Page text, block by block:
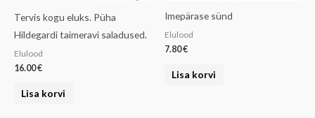
Tervis kogu eluks. Püha
Hildegardi taimeravi saladused.
Elulood
16.00€
Lisa korvi
Imepärase sünd
Elulood
7.80€
Lisa korvi